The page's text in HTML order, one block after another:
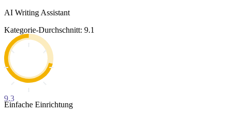
AI Writing Assistant
Kategorie-Durchschnitt: 9.1
9.3
Einfache Einrichtung